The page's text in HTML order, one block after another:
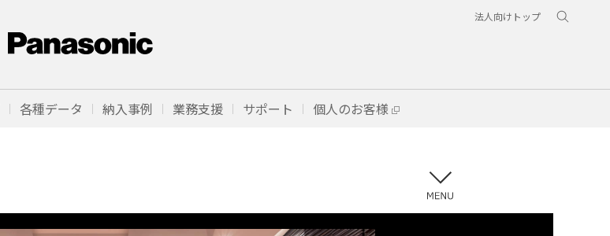
法人向けトップ
各種データ 納入事例 業務支援 サポート 個人のお客様